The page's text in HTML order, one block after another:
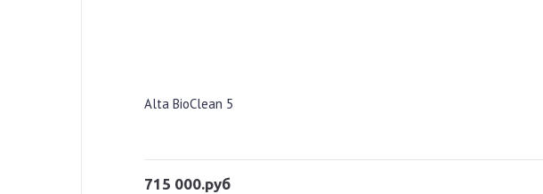
Alta BioClean 5
715 000.руб